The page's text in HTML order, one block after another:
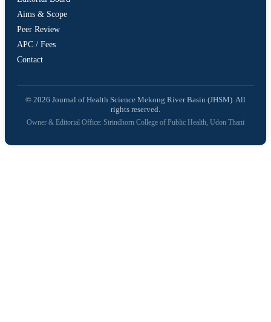
Aims & Scope
Peer Review
APC / Fees
Contact
© 2026 Journal of Health Science Mekong River Basin (JHSM). All
rights reserved.
Owner & Editorial Office: Sirindhorn College of Public Health, Udon Thani